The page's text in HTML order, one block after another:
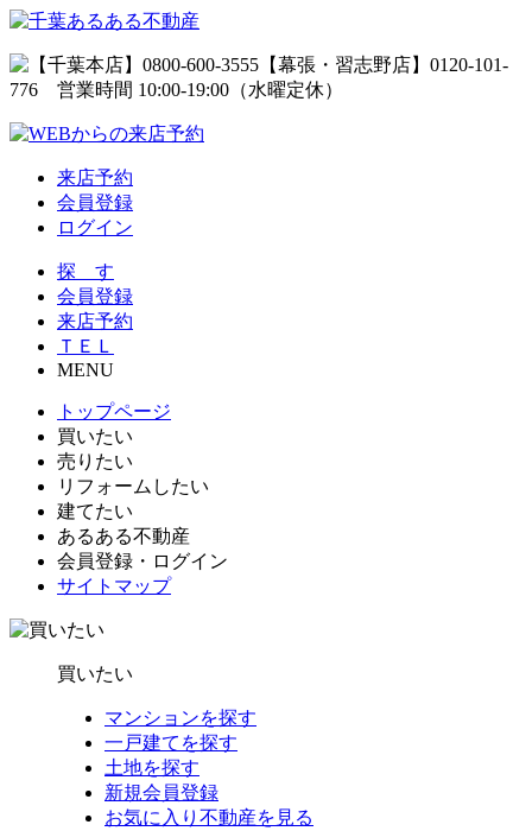
来店予約
会員登録
ログイン
探 す
会員登録
来店予約
ＴＥＬ
MENU
トップページ
買いたい
売りたい
リフォームしたい
建てたい
あるある不動産
会員登録・ログイン
サイトマップ
買いたい
マンションを探す
一戸建てを探す
土地を探す
新規会員登録
お気に入り不動産を見る